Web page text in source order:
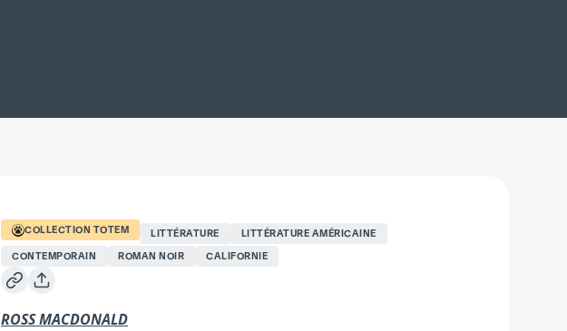
COLLECTION TOTEM LITTÉRATURE
LITTÉRATURE AMÉRICAINE
CONTEMPORAIN
ROMAN NOIR CALIFORNIE
ROSS MACDONALD